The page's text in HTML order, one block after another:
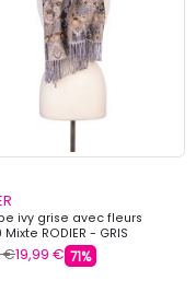
ivy grise avec fleurs
Mixte RODIER - GRIS
€19,99 € 71%